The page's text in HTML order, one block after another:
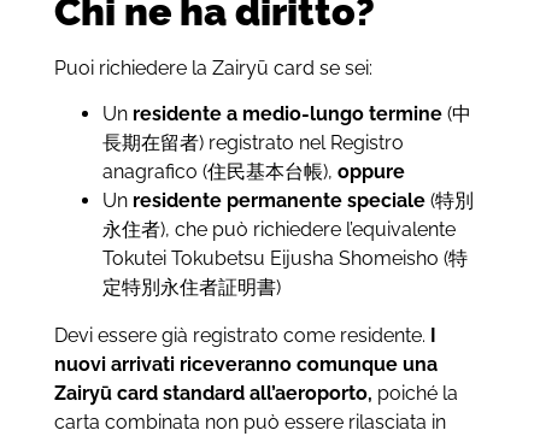
Chi ne ha diritto?
Puoi richiedere la Zairyū card se sei:
Un residente a medio-lungo termine (中
長期在留者) registrato nel Registro
anagrafico (住民基本台帳), oppure
Un residente permanente speciale (特別
永住者), che può richiedere l’equivalente
Tokutei Tokubetsu Eijusha Shomeisho (特
定特別永住者証明書)
Devi essere già registrato come residente. I
nuovi arrivati riceveranno comunque una
Zairyū card standard all’aeroporto, poiché la
carta combinata non può essere rilasciata in